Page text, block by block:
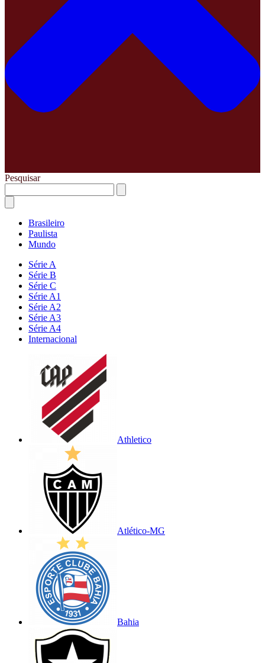
Pesquisar
Brasileiro
Paulista
Mundo
Série A
Série B
Série C
Série A1
Série A2
Série A3
Série A4
Internacional
Athletico
Atlético-MG
Bahia